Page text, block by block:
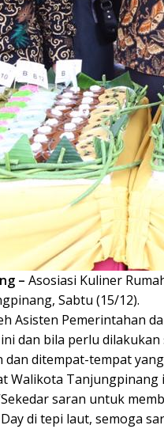
– Asosiasi Kuliner
Sabtu (15/12).
Asisten Pemerintahan
dan bila perlu
ditempat-tempat
Walikota
saran untuk
di tepi laut, semoga